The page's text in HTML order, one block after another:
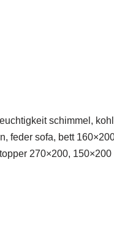
schimmel,
feder sofa, bett
270×200,